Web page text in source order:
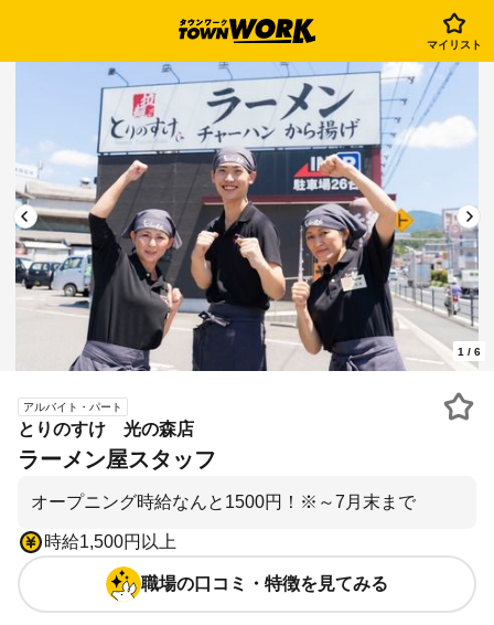
マイリスト
1 / 6
アルバイト・パート
とりのすけ 光の森店
ラーメン屋スタッフ
オープニング時給なんと1500円！※～7月末まで
時給1,500円以上
職場の口コミ・特徴を見てみる